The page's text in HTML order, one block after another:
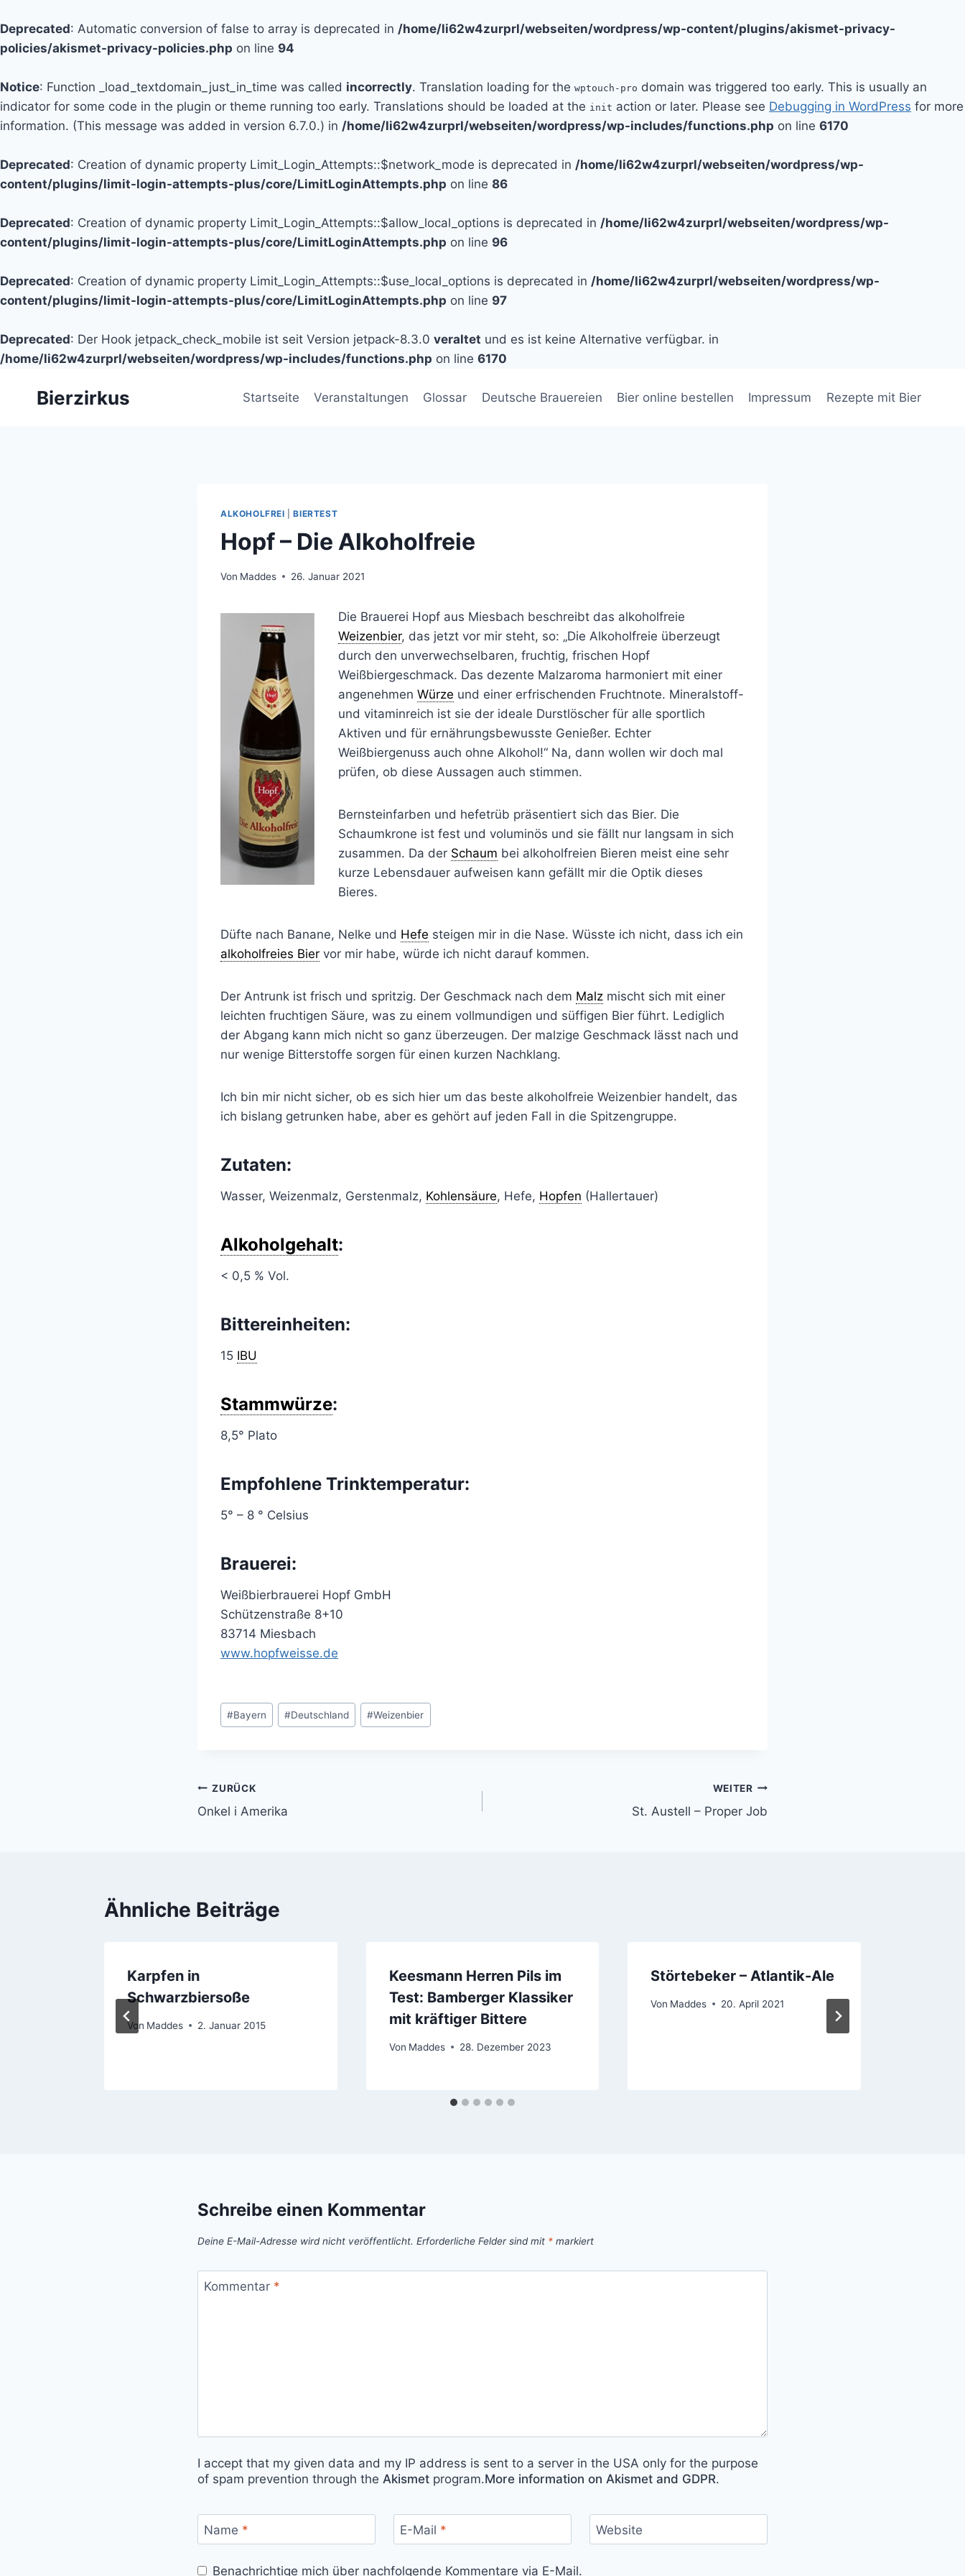
Deprecated: Automatic conversion of false to array is deprecated in /home/li62w4zurprl/webseiten/wordpress/wp-content/plugins/akismet-privacy-
policies/akismet-privacy-policies.php on line 94
Notice: Function _load_textdomain_just_in_time was called incorrectly. Translation loading for the wptouch-pro domain was triggered too early. This is usually an
indicator for some code in the plugin or theme running too early. Translations should be loaded at the init action or later. Please see Debugging in WordPress for more
information. (This message was added in version 6.7.0.) in /home/li62w4zurprl/webseiten/wordpress/wp-includes/functions.php on line 6170
Deprecated: Creation of dynamic property Limit_Login_Attempts::$network_mode is deprecated in /home/li62w4zurprl/webseiten/wordpress/wp-
content/plugins/limit-login-attempts-plus/core/LimitLoginAttempts.php on line 86
Deprecated: Creation of dynamic property Limit_Login_Attempts::$allow_local_options is deprecated in /home/li62w4zurprl/webseiten/wordpress/wp-
content/plugins/limit-login-attempts-plus/core/LimitLoginAttempts.php on line 96
Deprecated: Creation of dynamic property Limit_Login_Attempts::$use_local_options is deprecated in /home/li62w4zurprl/webseiten/wordpress/wp-
content/plugins/limit-login-attempts-plus/core/LimitLoginAttempts.php on line 97
Deprecated: Der Hook jetpack_check_mobile ist seit Version jetpack-8.3.0 veraltet und es ist keine Alternative verfügbar. in
/home/li62w4zurprl/webseiten/wordpress/wp-includes/functions.php on line 6170
Bierzirkus Startseite Veranstaltungen Glossar Deutsche Brauereien Bier online bestellen Impressum Rezepte mit Bier
ALKOHOLFREI |BIERTEST
Hopf – Die Alkoholfreie
Von Maddes 26. Januar 2021
Die Brauerei Hopf aus Miesbach beschreibt das alkoholfreie
Weizenbier, das jetzt vor mir steht, so: „Die Alkoholfreie überzeugt
durch den unverwechselbaren, fruchtig, frischen Hopf
Weißbiergeschmack. Das dezente Malzaroma harmoniert mit einer
angenehmen Würze und einer erfrischenden Fruchtnote. Mineralstoff-
und vitaminreich ist sie der ideale Durstlöscher für alle sportlich
Aktiven und für ernährungsbewusste Genießer. Echter
Weißbiergenuss auch ohne Alkohol!“ Na, dann wollen wir doch mal
prüfen, ob diese Aussagen auch stimmen.
Bernsteinfarben und hefetrüb präsentiert sich das Bier. Die
Schaumkrone ist fest und voluminös und sie fällt nur langsam in sich
zusammen. Da der Schaum bei alkoholfreien Bieren meist eine sehr
kurze Lebensdauer aufweisen kann gefällt mir die Optik dieses
Bieres.
Düfte nach Banane, Nelke und Hefe steigen mir in die Nase. Wüsste ich nicht, dass ich ein
alkoholfreies Bier vor mir habe, würde ich nicht darauf kommen.
Der Antrunk ist frisch und spritzig. Der Geschmack nach dem Malz mischt sich mit einer
leichten fruchtigen Säure, was zu einem vollmundigen und süffigen Bier führt. Lediglich
der Abgang kann mich nicht so ganz überzeugen. Der malzige Geschmack lässt nach und
nur wenige Bitterstoffe sorgen für einen kurzen Nachklang.
Ich bin mir nicht sicher, ob es sich hier um das beste alkoholfreie Weizenbier handelt, das
ich bislang getrunken habe, aber es gehört auf jeden Fall in die Spitzengruppe.
Zutaten:
Wasser, Weizenmalz, Gerstenmalz, Kohlensäure, Hefe, Hopfen (Hallertauer)
Alkoholgehalt:
< 0,5 % Vol.
Bittereinheiten:
15 IBU
Stammwürze:
8,5° Plato
Empfohlene Trinktemperatur:
5° – 8 ° Celsius
Brauerei:
Weißbierbrauerei Hopf GmbH
Schützenstraße 8+10
83714 Miesbach
www.hopfweisse.de
Schlagworte:
#Bayern #Deutschland #Weizenbier
Beitragsnavigation
ZURÜCK
Onkel i Amerika
WEITER
St. Austell – Proper Job
Ähnliche Beiträge
Karpfen in
Schwarzbiersoße
Von Maddes 2. Januar 2015
Keesmann Herren Pils im
Test: Bamberger Klassiker
mit kräftiger Bittere
Von Maddes 28. Dezember 2023
Störtebeker – Atlantik-Ale
Von Maddes 20. April 2021
Schreibe einen Kommentar
Deine E-Mail-Adresse wird nicht veröffentlicht. Erforderliche Felder sind mit * markiert
Kommentar *
I accept that my given data and my IP address is sent to a server in the USA only for the purpose
of spam prevention through the Akismet program.More information on Akismet and GDPR.
Name * E-Mail * Website
Benachrichtige mich über nachfolgende Kommentare via E-Mail.